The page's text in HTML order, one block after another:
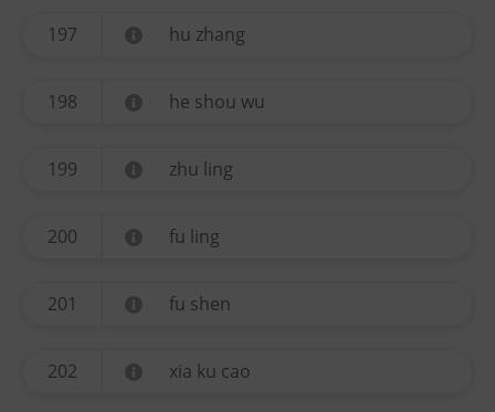
197 hu zhang
198 he shou wu
199 zhu ling
200 fu ling
201 fu shen
202 xia ku cao